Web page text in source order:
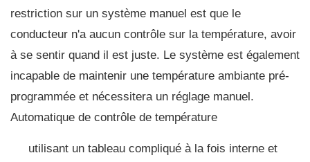
restriction sur un système manuel est que le
conducteur n'a aucun contrôle sur la température, avoir
à se sentir quand il est juste. Le système est également
incapable de maintenir une température ambiante pré-
programmée et nécessitera un réglage manuel.
Automatique de contrôle de température
utilisant un tableau compliqué à la fois interne et